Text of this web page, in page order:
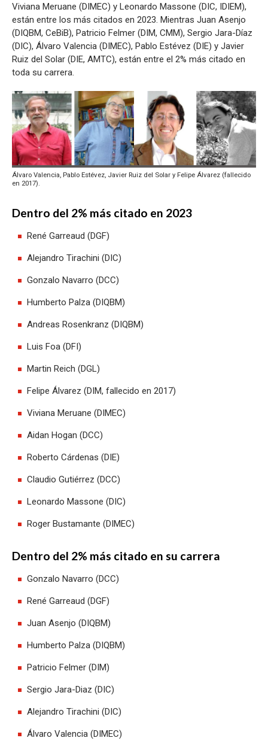
Viviana Meruane (DIMEC) y Leonardo Massone (DIC, IDIEM),
están entre los más citados en 2023. Mientras Juan Asenjo
(DIQBM, CeBiB), Patricio Felmer (DIM, CMM), Sergio Jara-Díaz
(DIC), Álvaro Valencia (DIMEC), Pablo Estévez (DIE) y Javier
Ruiz del Solar (DIE, AMTC), están entre el 2% más citado en
toda su carrera.
Álvaro Valencia, Pablo Estévez, Javier Ruiz del Solar y Felipe Álvarez (fallecido
en 2017).
Dentro del 2% más citado en 2023
René Garreaud (DGF)
Alejandro Tirachini (DIC)
Gonzalo Navarro (DCC)
Humberto Palza (DIQBM)
Andreas Rosenkranz (DIQBM)
Luis Foa (DFI)
Martin Reich (DGL)
Felipe Álvarez (DIM, fallecido en 2017)
Viviana Meruane (DIMEC)
Aidan Hogan (DCC)
Roberto Cárdenas (DIE)
Claudio Gutiérrez (DCC)
Leonardo Massone (DIC)
Roger Bustamante (DIMEC)
Dentro del 2% más citado en su carrera
Gonzalo Navarro (DCC)
René Garreaud (DGF)
Juan Asenjo (DIQBM)
Humberto Palza (DIQBM)
Patricio Felmer (DIM)
Sergio Jara-Diaz (DIC)
Alejandro Tirachini (DIC)
Álvaro Valencia (DIMEC)